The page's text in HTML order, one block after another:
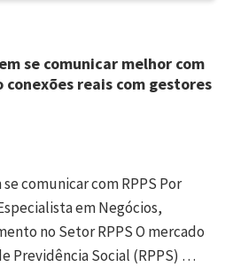
se comunicar melhor com
conexões reais com gestores
comunicar com RPPS Por
em Negócios,
no Setor RPPS O mercado
Previdência Social (RPPS) …